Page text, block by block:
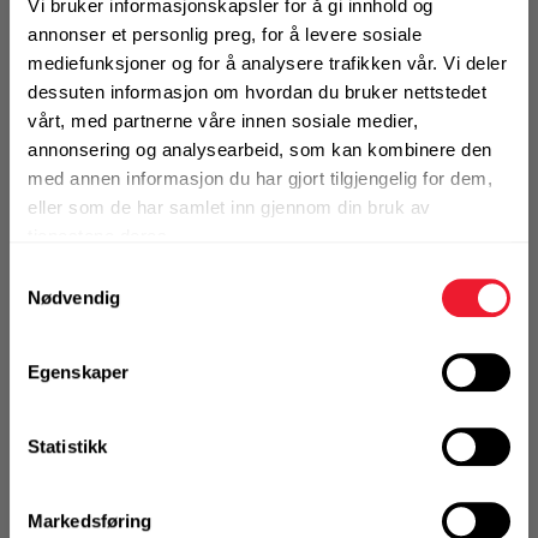
Vi bruker informasjonskapsler for å gi innhold og
annonser et personlig preg, for å levere sosiale
mediefunksjoner og for å analysere trafikken vår. Vi deler
dessuten informasjon om hvordan du bruker nettstedet
vårt, med partnerne våre innen sosiale medier,
annonsering og analysearbeid, som kan kombinere den
med annen informasjon du har gjort tilgjengelig for dem,
eller som de har samlet inn gjennom din bruk av
Nødvendig
Egenskaper
Statistikk
Markedsføring
Alternativ pakning
Logg inn eller
registrer deg for å
se din avtalepris
KJØP
Handleliste
M12X215 140/12
Logg inn eller